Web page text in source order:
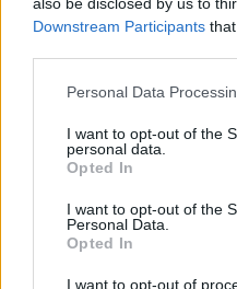
Downstream Participants
Personal Data
I want to opt-out of the
personal data.
Opted In
I want to opt-out of the
Personal Data.
Opted In
I want to opt-out of
Música Relacionada
Daddy Yankee